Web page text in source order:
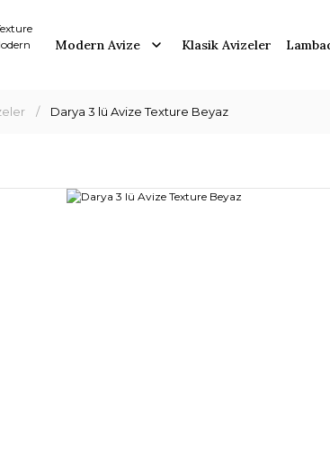
Modern Avize Klasik Avizeler
Darya 3 lü Avize Texture Beyaz